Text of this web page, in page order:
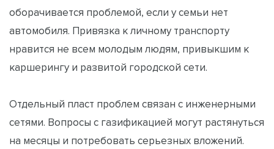
оборачивается проблемой, если у семьи нет
автомобиля. Привязка к личному транспорту
нравится не всем молодым людям, привыкшим к
каршерингу и развитой городской сети.
Отдельный пласт проблем связан с инженерными
сетями. Вопросы с газификацией могут растянуться
на месяцы и потребовать серьезных вложений.